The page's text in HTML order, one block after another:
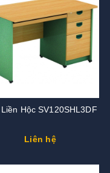
Hộc SV120SHL3DF
Liên hệ